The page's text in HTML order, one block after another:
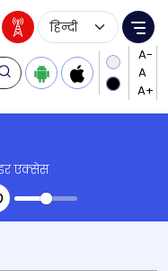
Language
एक्सेस